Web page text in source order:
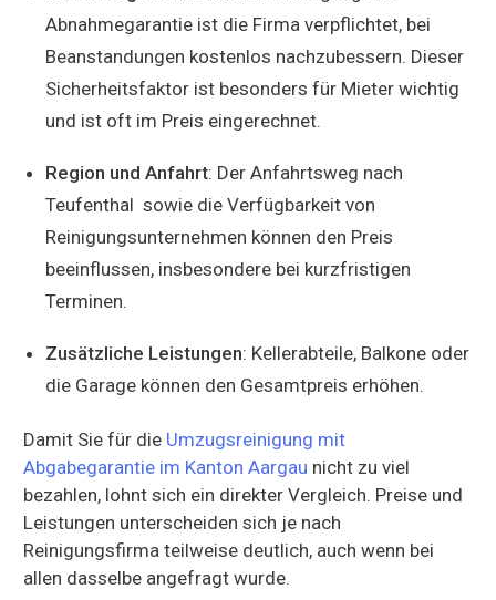
Abnahmegarantie ist die Firma verpflichtet, bei
Beanstandungen kostenlos nachzubessern. Dieser
Sicherheitsfaktor ist besonders für Mieter wichtig
und ist oft im Preis eingerechnet.
Region und Anfahrt: Der Anfahrtsweg nach
Teufenthal sowie die Verfügbarkeit von
Reinigungsunternehmen können den Preis
beeinflussen, insbesondere bei kurzfristigen
Terminen.
Zusätzliche Leistungen: Kellerabteile, Balkone oder
die Garage können den Gesamtpreis erhöhen.
Damit Sie für die Umzugsreinigung mit
Abgabegarantie im Kanton Aargau nicht zu viel
bezahlen, lohnt sich ein direkter Vergleich. Preise und
Leistungen unterscheiden sich je nach
Reinigungsfirma teilweise deutlich, auch wenn bei
allen dasselbe angefragt wurde.